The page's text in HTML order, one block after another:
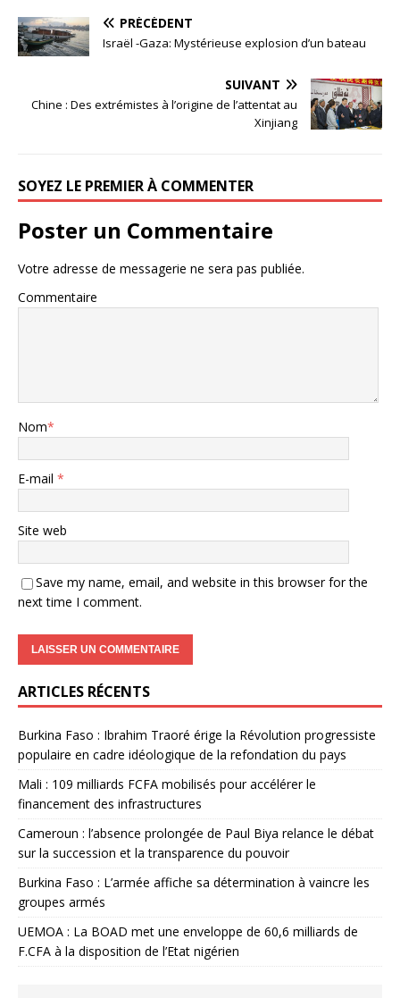
PRÉCÉDENT
Israël -Gaza: Mystérieuse explosion d’un bateau
SUIVANT
Chine : Des extrémistes à l’origine de l’attentat au
Xinjiang
SOYEZ LE PREMIER À COMMENTER
Poster un Commentaire
Votre adresse de messagerie ne sera pas publiée.
Commentaire
Nom*
E-mail *
Site web
Save my name, email, and website in this browser for the
next time I comment.
ARTICLES RÉCENTS
Burkina Faso : Ibrahim Traoré érige la Révolution progressiste
populaire en cadre idéologique de la refondation du pays
Mali : 109 milliards FCFA mobilisés pour accélérer le
financement des infrastructures
Cameroun : l’absence prolongée de Paul Biya relance le débat
sur la succession et la transparence du pouvoir
Burkina Faso : L’armée affiche sa détermination à vaincre les
groupes armés
UEMOA : La BOAD met une enveloppe de 60,6 milliards de
F.CFA à la disposition de l’Etat nigérien